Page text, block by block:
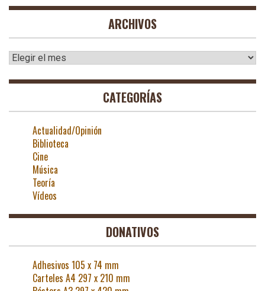
ARCHIVOS
Archivos
CATEGORÍAS
Actualidad/Opinión
Biblioteca
Cine
Música
Teoría
Vídeos
DONATIVOS
Adhesivos 105 x 74 mm
Carteles A4 297 x 210 mm